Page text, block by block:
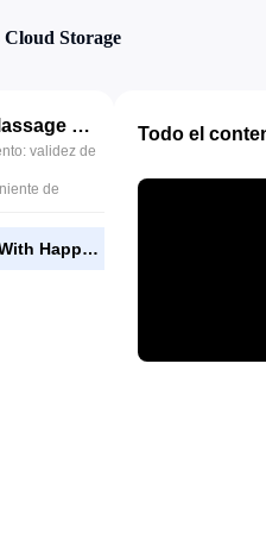
Cloud Storage
Sarah Black Massage With Happy Ending.mp4
validez de
de
Sarah Black Massage With Happy Ending.mp4
Todo el